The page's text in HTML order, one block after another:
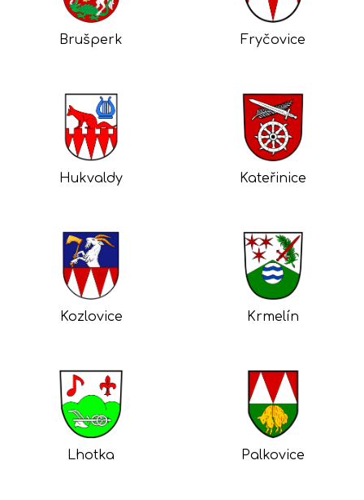
Brušperk Fryčovice
Hukvaldy Kateřinice
Kozlovice Krmelín
Lhotka Palkovice